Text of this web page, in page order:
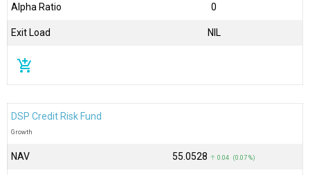
Alpha Ratio 0
Exit Load NIL
add_shopping_cart
DSP Credit Risk Fund
Growth
NAV ₹55.0528 ↑ 0.04 (0.07 %)